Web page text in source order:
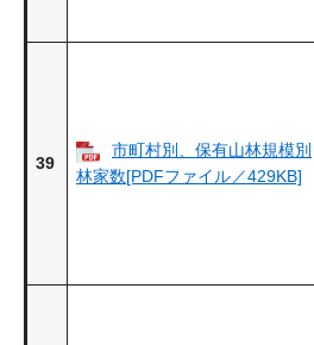
39
市町村別、保有山林規模別
林家数[PDFファイル／429KB]